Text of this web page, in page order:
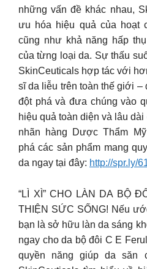
những vấn đề khác nhau,
ưu hóa hiệu quả của hoạt
cũng như khả năng hấp
của từng loại da. Sự thấu
SkinCeuticals hợp tác với
sĩ da liễu trên toàn thế giới –
đột phá và đưa chúng vào
hiệu quả toàn diện và lâu
nhãn hàng Dược Thẩm
phá các sản phẩm mang
da ngay tại đây: http://spr.ly/
“LÌ XÌ” CHO LÀN DA BỘ
THIỆN SỨC SỐNG! Nếu
bạn là sở hữu làn da sáng
ngay cho da bộ đôi C E
quyền năng giúp da săn